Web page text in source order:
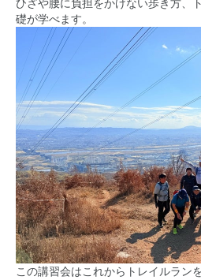
ひざや腰に負担をかけない歩き方、
礎が学べます。
この講習会はこれからトレイルラン